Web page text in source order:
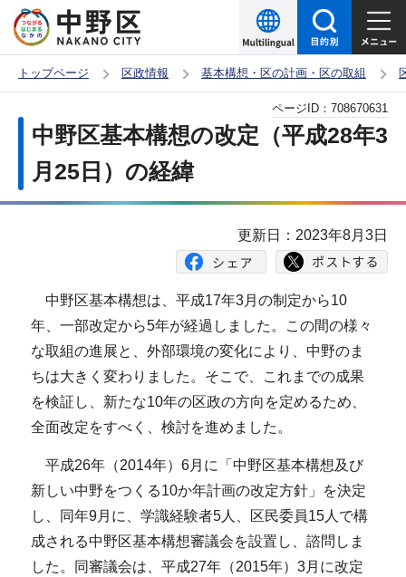
の
ー
トップページ 区政情報 基本構想・区の計画・区の取組
か
中野区基本構想の改定（平成28年3
月25日）の経緯
ページID： 708670631
更新日：2023年8月3日
中野区基本構想は、平成17年3月の制定から10
年、一部改定から5年が経過しました。この間の様々
な取組の進展と、外部環境の変化により、中野のま
ちは大きく変わりました。そこで、これまでの成果
を検証し、新たな10年の区政の方向を定めるため、
全面改定をすべく、検討を進めました。
平成26年（2014年）6月に「中野区基本構想及び
新しい中野をつくる10か年計画の改定方針」を決定
し、同年9月に、学識経験者5人、区民委員15人で構
成される中野区基本構想審議会を設置し、諮問しま
した。同審議会は、平成27年（2015年）3月に改定